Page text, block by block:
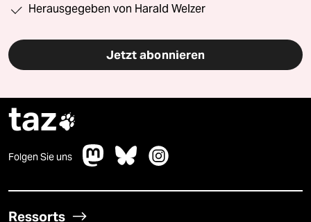
Herausgegeben von Harald Welzer
Jetzt abonnieren
taz
Folgen Sie uns
Ressorts